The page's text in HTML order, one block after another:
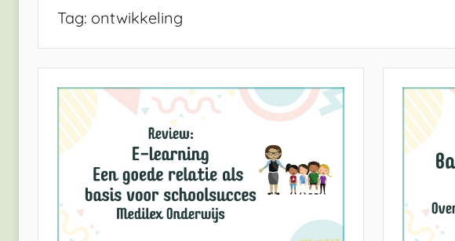
Tag: ontwikkeling